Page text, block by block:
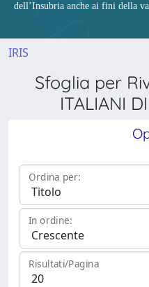
dell’Insubria anche ai fini della
IRIS
Sfoglia per
ITALIANI
Ordina per:
In ordine:
Risultati/Pagina